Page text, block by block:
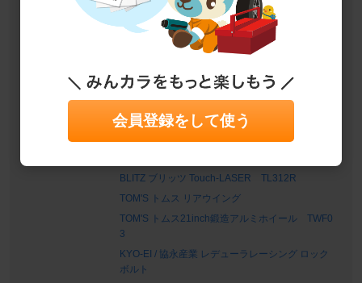
関連情報URL
https://minkara.carview.co.jp/userid/3114402/car/
3304502/7494887/note.aspx
TOYOTA純正パーツ リアシンボルエンブレム
DESIGNZ ワーカーセキュリティー強磁マグネッ
トステッカー
GR PARTS GR Endurance 0W-20
トヨタ(純正) A80スープラturboシンボル流用
BLITZ ブリッツ Touch-LASER TL312R
TOM'S トムス リアウイング
TOM'S トムス21inch鍛造アルミホイール TWF0
3
KYO-EI / 協永産業 レデューラレーシング ロック
ボルト
会員登録をして使う